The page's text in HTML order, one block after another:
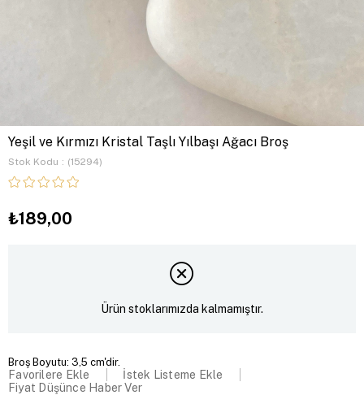
Yeşil ve Kırmızı Kristal Taşlı Yılbaşı Ağacı Broş
Stok Kodu (15294)
₺189,00
Ürün stoklarımızda kalmamıştır.
Broş Boyutu: 3,5 cm'dir.
Favorilere Ekle
İstek Listeme Ekle
Fiyat Düşünce Haber Ver